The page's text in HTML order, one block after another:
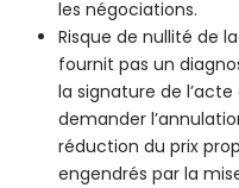
les négociations.
Risque de nullité de
fournit pas un
la signature de
demander
réduction du prix
engendrés par la